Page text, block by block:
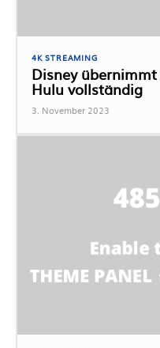
4K STREAMING
Disney
Hulu vollständig
3. November 2023